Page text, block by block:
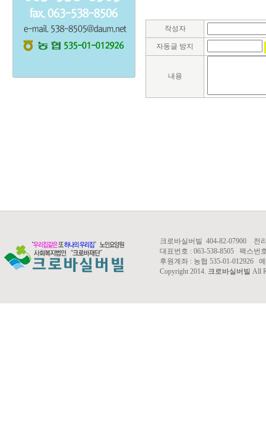
작성자
자동글 방지
내용
크로바실버빌 404-82-07900 전
대표번호 : 063-538-8505 팩스번
후원계좌 : 농협 535-01-012926
Copyright 2014. 크로바실버빌 All